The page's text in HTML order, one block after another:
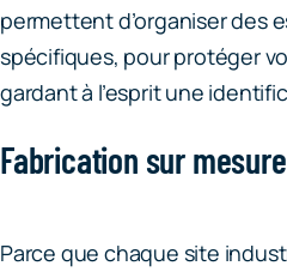
permettent d’organiser des
spécifiques, pour protéger
gardant à l’esprit une
Fabrication sur
Parce que chaque site